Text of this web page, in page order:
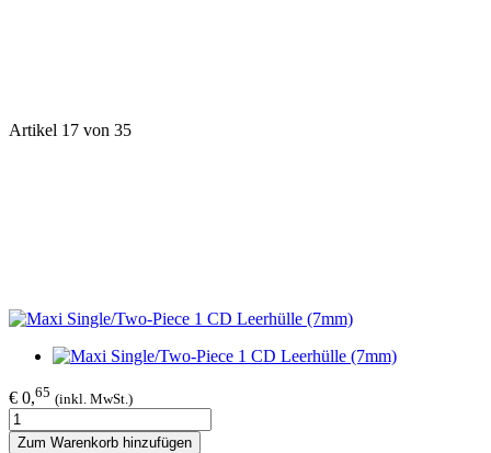
Artikel 17 von 35
€ 0,65 (inkl. MwSt.)
Zum Warenkorb hinzufügen